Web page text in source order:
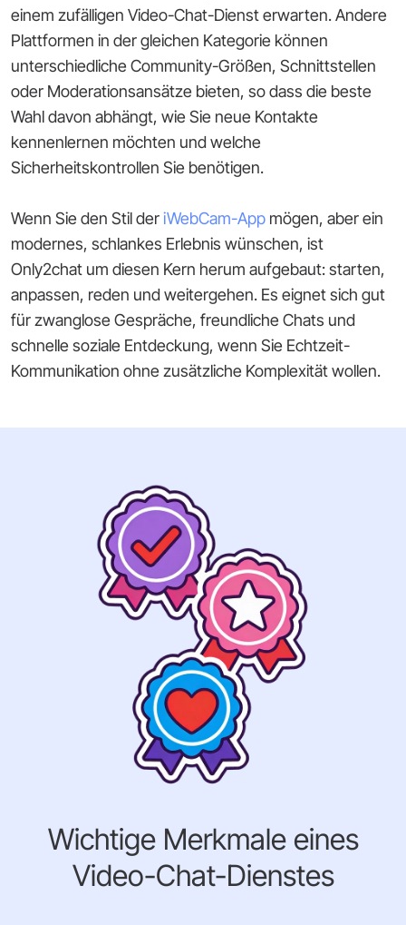
einem zufälligen Video-Chat-Dienst erwarten. Andere
Plattformen in der gleichen Kategorie können
unterschiedliche Community-Größen, Schnittstellen
oder Moderationsansätze bieten, so dass die beste
Wahl davon abhängt, wie Sie neue Kontakte
kennenlernen möchten und welche
Sicherheitskontrollen Sie benötigen.
Wenn Sie den Stil deriWebCam-App mögen, aber ein
modernes, schlankes Erlebnis wünschen, ist
Only2chat um diesen Kern herum aufgebaut: starten,
anpassen, reden und weitergehen. Es eignet sich gut
für zwanglose Gespräche, freundliche Chats und
schnelle soziale Entdeckung, wenn Sie Echtzeit-
Kommunikation ohne zusätzliche Komplexität wollen.
Wichtige Merkmale eines
Video-Chat-Dienstes